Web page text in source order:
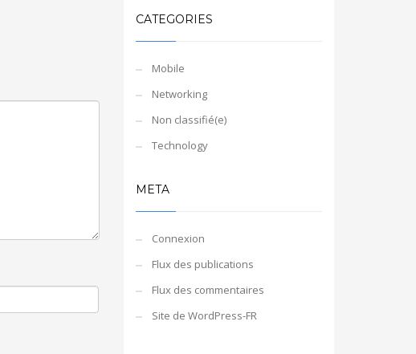
CATEGORIES
Mobile
Networking
Non classifié(e)
Technology
META
Connexion
Flux des publications
Flux des commentaires
Site de WordPress-FR